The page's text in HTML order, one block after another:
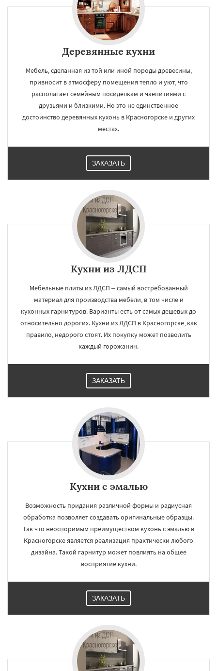
Деревянные кухни
Мебель, сделанная из той или иной породы древесины,
привносит в атмосферу помещения тепло и уют, что
располагает семейным посиделкам и чаепитиями с
друзьями и близкими. Но это не единственное
достоинство деревянных кухонь в Красногорске и других
местах.
ЗАКАЗАТЬ
Кухни из ЛДСП
Мебельные плиты из ЛДСП – самый востребованный
материал для производства мебели, в том числе и
кухонных гарнитуров. Варианты есть от самых дешевых до
относительно дорогих. Кухни из ЛДСП в Красногорске, как
правило, недорого стоят. Их покупку может позволить
каждый горожанин.
ЗАКАЗАТЬ
Кухни с эмалью
Возможность придания различной формы и радиусная
обработка позволяет создавать оригинальные образцы.
Так что неоспоримым преимуществом кухонь с эмалью в
Красногорске является реализация практически любого
дизайна. Такой гарнитур может повлиять на общее
восприятие кухни.
ЗАКАЗАТЬ